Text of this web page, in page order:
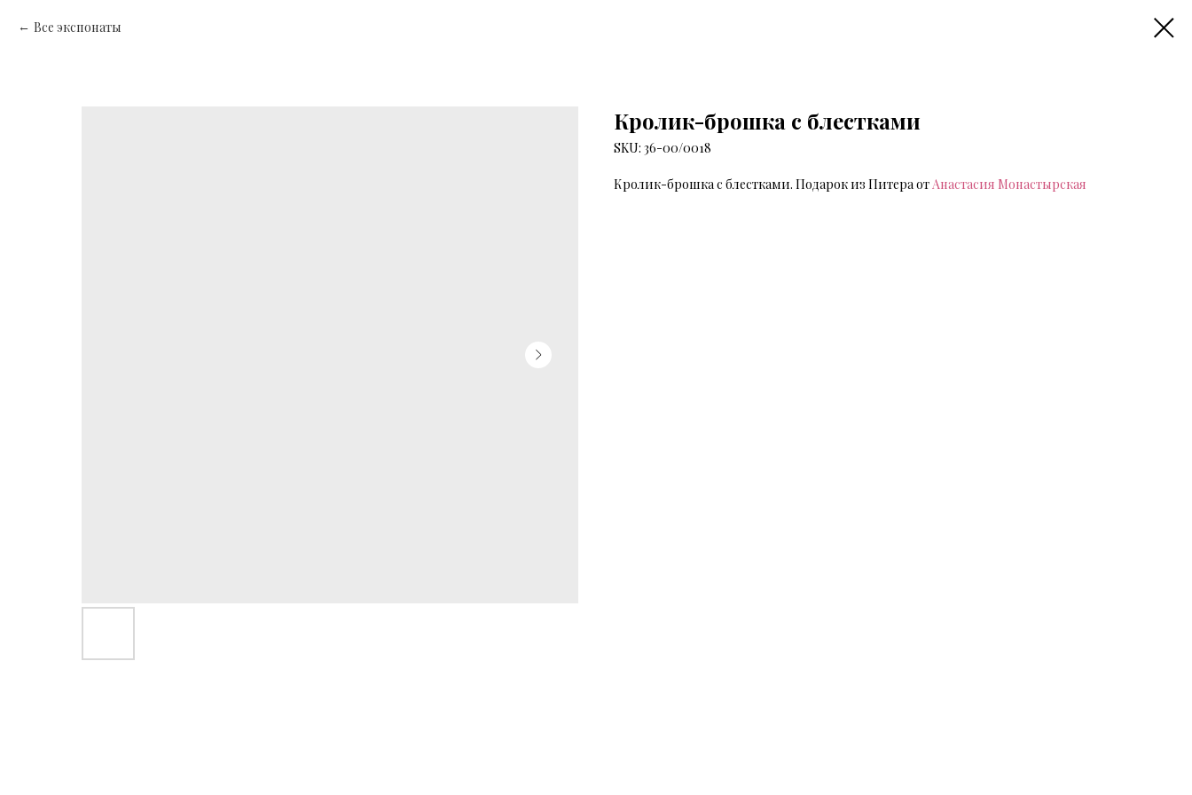
Все экспонаты
Кролик-брошка с блестками
SKU: 36-00/0018
Кролик-брошка с блестками. Подарок из Питера отАнастасия Монастырская